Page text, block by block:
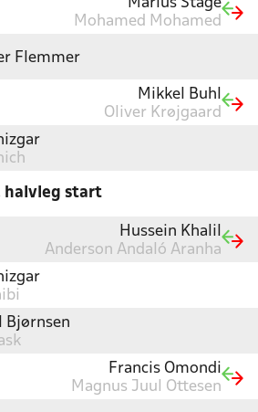
Mohamed Mohamed
Flemmer
Mikkel Buhl
Oliver Krøjgaard
halvleg start
Hussein Khalil
Anderson Andaló Aranha
Bjørnsen
Francis Omondi
Magnus Juul Ottesen